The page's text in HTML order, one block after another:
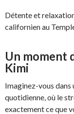
Détente et
californien au
Un moment
Kimi
Imaginez-vous dans
quotidienne, où le
exactement ce que